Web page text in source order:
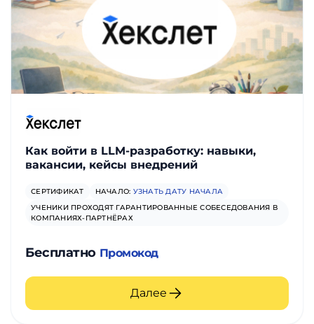
Как войти в LLM-разработку: навыки,
вакансии, кейсы внедрений
СЕРТИФИКАТ НАЧАЛО: УЗНАТЬ ДАТУ НАЧАЛА
УЧЕНИКИ ПРОХОДЯТ ГАРАНТИРОВАННЫЕ СОБЕСЕДОВАНИЯ В
КОМПАНИЯХ-ПАРТНЁРАХ
Бесплатно Промокод
Далее